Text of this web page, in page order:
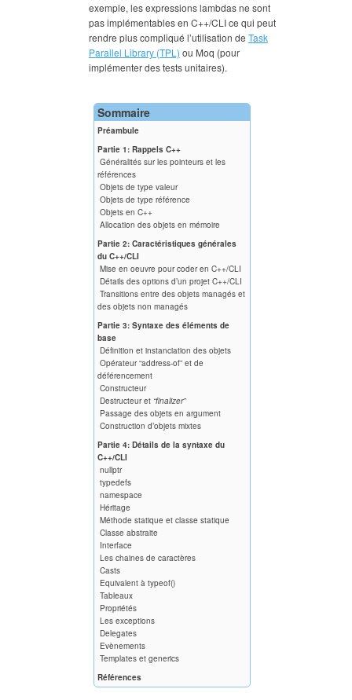
exemple, les expressions lambdas ne sont
pas implémentables en C++/CLI ce qui peut
rendre plus compliqué l’utilisation de Task
Parallel Library (TPL) ou Moq (pour
implémenter des tests unitaires).
Sommaire
Préambule
Partie 1: Rappels C++
Généralités sur les pointeurs et les
références
Objets de type valeur
Objets de type référence
Objets en C++
Allocation des objets en mémoire
Partie 2: Caractéristiques générales
du C++/CLI
Mise en oeuvre pour coder en C++/CLI
Détails des options d’un projet C++/CLI
Transitions entre des objets managés et
des objets non managés
Partie 3: Syntaxe des éléments de
base
Définition et instanciation des objets
Opérateur “address-of” et de
déférencement
Constructeur
Destructeur et “finalizer”
Passage des objets en argument
Construction d’objets mixtes
Partie 4: Détails de la syntaxe du
C++/CLI
nullptr
typedefs
namespace
Héritage
Méthode statique et classe statique
Classe abstraite
Interface
Les chaines de caractères
Casts
Equivalent à typeof()
Tableaux
Propriétés
Les exceptions
Delegates
Evènements
Templates et generics
Références